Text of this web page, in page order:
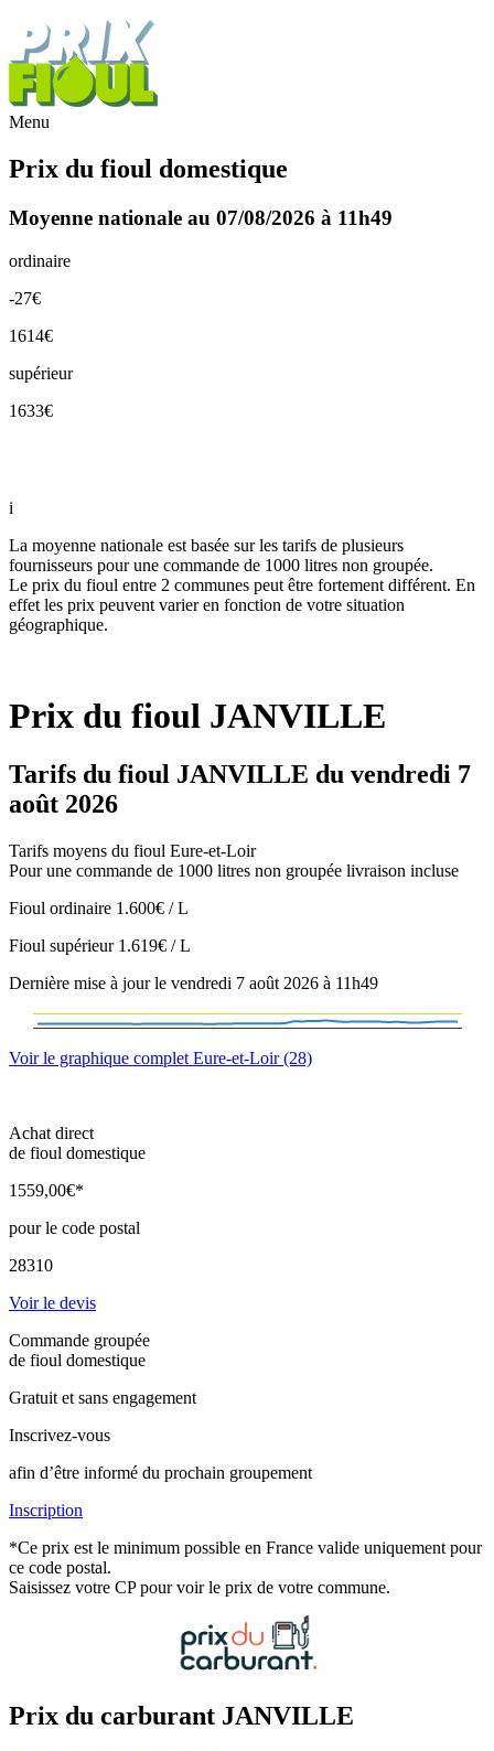
Menu
Prix du fioul domestique
Moyenne nationale au 07/08/2026 à 11h49
ordinaire
-27€
1614€
supérieur
1633€
i
La moyenne nationale est basée sur les tarifs de plusieurs
fournisseurs pour une commande de 1000 litres non groupée.
Le prix du fioul entre 2 communes peut être fortement différent. En
effet les prix peuvent varier en fonction de votre situation
géographique.
Prix du fioul JANVILLE
Tarifs du fioul JANVILLE du vendredi 7
août 2026
Tarifs moyens du fioul Eure-et-Loir
Pour une commande de 1000 litres non groupée livraison incluse
Fioul ordinaire 1.600€ / L
Fioul supérieur 1.619€ / L
Dernière mise à jour le vendredi 7 août 2026 à 11h49
Voir le graphique complet Eure-et-Loir (28)
Achat direct
de fioul domestique
1559,00€*
pour le code postal
28310
Voir le devis
Commande groupée
de fioul domestique
Gratuit et sans engagement
Inscrivez-vous
afin d’être informé du prochain groupement
Inscription
*Ce prix est le minimum possible en France valide uniquement pour
ce code postal.
Saisissez votre CP pour voir le prix de votre commune.
Prix du carburant JANVILLE